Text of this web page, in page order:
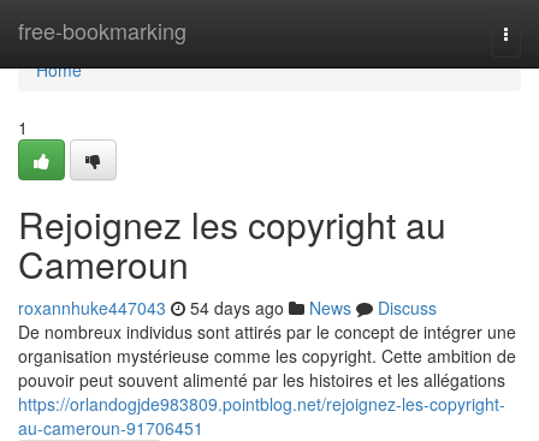
free-bookmarking
Home
Home
1
Rejoignez les copyright au
Cameroun
roxannhuke447043 54 days ago News
Discuss
De nombreux individus sont attirés par le concept de intégrer une
organisation mystérieuse comme les copyright. Cette ambition de
pouvoir peut souvent alimenté par les histoires et les allégations
https://orlandogjde983809.pointblog.net/rejoignez-les-copyright-
au-cameroun-91706451